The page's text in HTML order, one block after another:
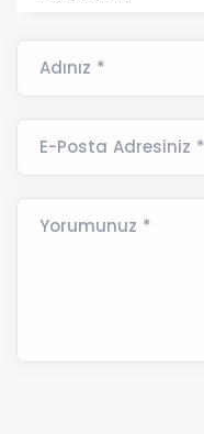
Adınız *
E-Posta Adresiniz *
Yorumunuz *